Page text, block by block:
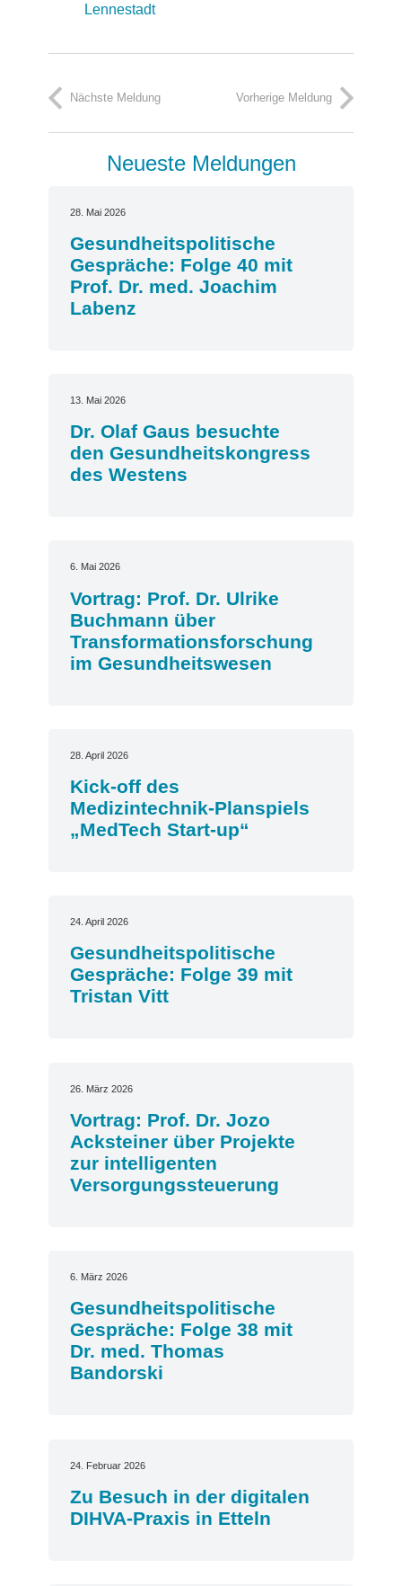
Lennestadt
Nächste Meldung Vorherige Meldung
Neueste Meldungen
28. Mai 2026
Gesundheitspolitische
Gespräche: Folge 40 mit
Prof. Dr. med. Joachim
Labenz
13. Mai 2026
Dr. Olaf Gaus besuchte
den Gesundheitskongress
des Westens
6. Mai 2026
Vortrag: Prof. Dr. Ulrike
Buchmann über
Transformationsforschung
im Gesundheitswesen
28. April 2026
Kick-off des
Medizintechnik-Planspiels
„MedTech Start-up“
24. April 2026
Gesundheitspolitische
Gespräche: Folge 39 mit
Tristan Vitt
26. März 2026
Vortrag: Prof. Dr. Jozo
Acksteiner über Projekte
zur intelligenten
Versorgungssteuerung
6. März 2026
Gesundheitspolitische
Gespräche: Folge 38 mit
Dr. med. Thomas
Bandorski
24. Februar 2026
Zu Besuch in der digitalen
DIHVA-Praxis in Etteln